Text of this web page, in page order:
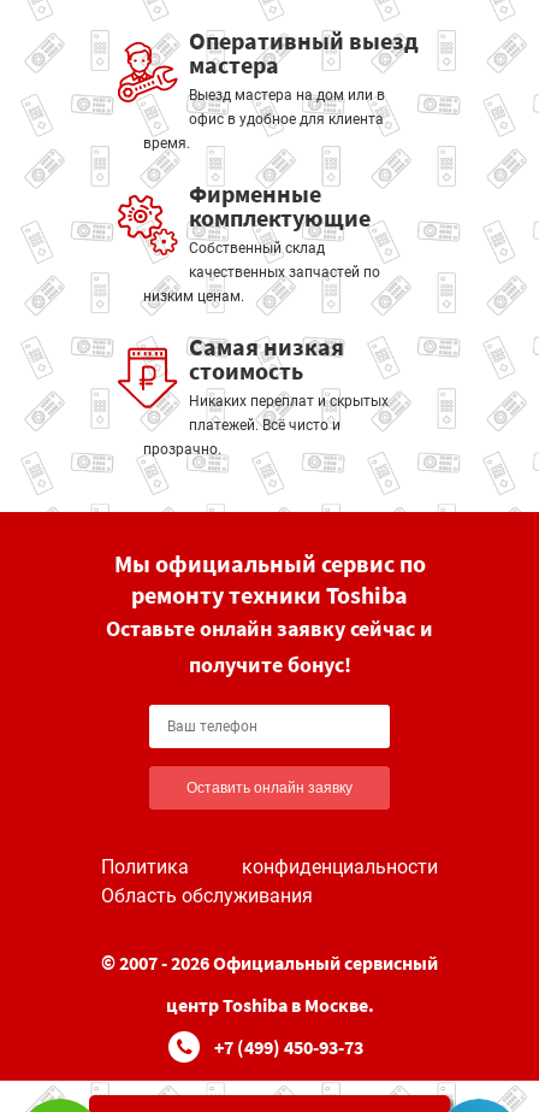
Оперативный выезд
мастера
Выезд мастера на дом или в
офис в удобное для клиента
время.
Фирменные
комплектующие
Собственный склад
качественных запчастей по
низким ценам.
Самая низкая
стоимость
Никаких переплат и скрытых
платежей. Всё чисто и
прозрачно.
Мы официальный сервис по
ремонту техники Toshiba
Оставьте онлайн заявку сейчас и
получите бонус!
Оставить онлайн заявку
Политика конфиденциальности
Область обслуживания
© 2007 - 2026 Официальный сервисный
центр Toshiba в Москве.
+7 (499) 450-93-73